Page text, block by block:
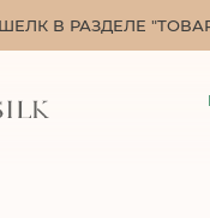
В РАЗДЕЛЕ